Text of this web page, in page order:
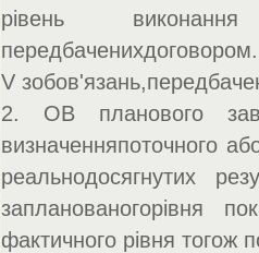
рівень
V
2. ОВ планового
визначенняпоточного
реальнодосягнутих
запланованогорівня
фактичного рівня тогож